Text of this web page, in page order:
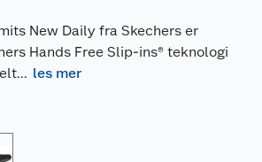
New Daily fra Skechers er
Hands Free Slip-ins® teknologi
... les mer